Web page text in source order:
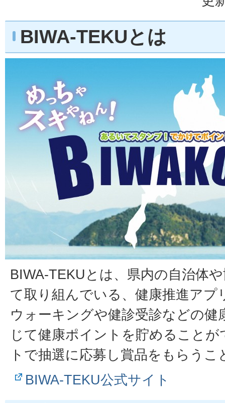
BIWA-TEKUとは
BIWA-TEKUとは、県内の自治体
て取り組んでいる、健康推進アプ
ウォーキングや健診受診などの健
じて健康ポイントを貯めること
トで抽選に応募し賞品をもらう
BIWA-TEKU公式サイト